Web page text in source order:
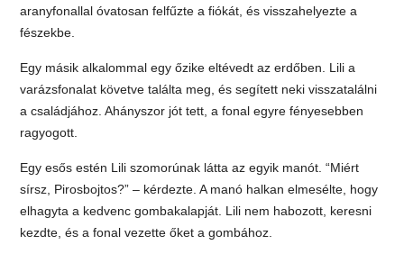
aranyfonallal óvatosan felfűzte a fiókát, és visszahelyezte a
fészekbe.
Egy másik alkalommal egy őzike eltévedt az erdőben. Lili a
varázsfonalat követve találta meg, és segített neki visszatalálni
a családjához. Ahányszor jót tett, a fonal egyre fényesebben
ragyogott.
Egy esős estén Lili szomorúnak látta az egyik manót. “Miért
sírsz, Pirosbojtos?” – kérdezte. A manó halkan elmesélte, hogy
elhagyta a kedvenc gombakalapját. Lili nem habozott, keresni
kezdte, és a fonal vezette őket a gombához.